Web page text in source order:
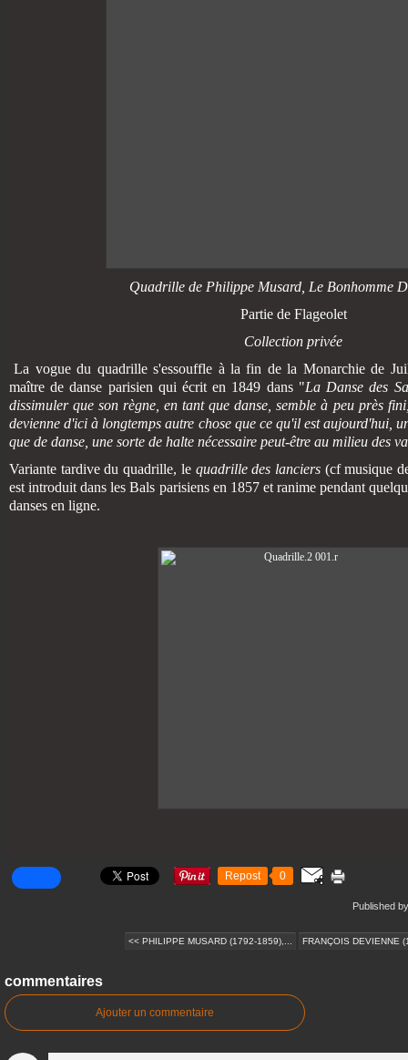
Quadrille de Philippe Musard, Le Bonhomme
Partie de Flageolet
Collection privée
La vogue du quadrille s'essouffle à la fin de la Monarchie de
maître de danse parisien qui écrit en 1849 dans "La Danse des
dissimuler que son règne, en tant que danse, semble à peu près
devienne d'ici à longtemps autre chose que ce qu'il est aujourd'hui,
que de danse, une sorte de halte nécessaire peut-être au milieu des
Variante tardive du quadrille, le quadrille des lanciers (cf musique
est introduit dans les Bals parisiens en 1857 et ranime pendant
danses en ligne.
Repost 0
Published
<< PHILIPPE MUSARD (1792-1859),... FRANÇOIS DEVIENNE
commentaires
Ajouter un commentaire